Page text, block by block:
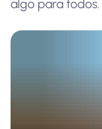
algo para todos.